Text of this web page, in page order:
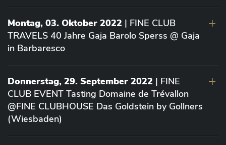
Montag, 03. Oktober 2022 | FINE CLUB
TRAVELS 40 Jahre Gaja Barolo Sperss @ Gaja
in Barbaresco
Donnerstag, 29. September 2022 | FINE
CLUB EVENT Tasting Domaine de Trévallon
@FINE CLUBHOUSE Das Goldstein by Gollners
(Wiesbaden)